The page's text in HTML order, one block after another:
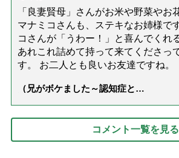
「良妻賢母」さんがお米や野菜やお
マナミコさんも、ステキなお姉様で
コさんが「うわー！」と喜んでくれ
あれこれ詰めて持って来てくださっ
す。 お二人とも良いお友達ですね。
（兄がボケました～認知症と介
達』が届きました」）
コメント一覧を見る